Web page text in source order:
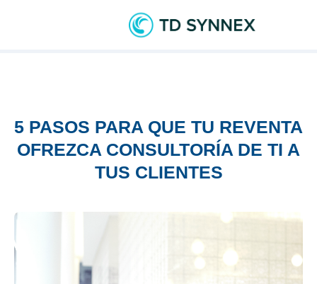
5 PASOS PARA QUE TU REVENTA
OFREZCA CONSULTORÍA DE TI A
TUS CLIENTES